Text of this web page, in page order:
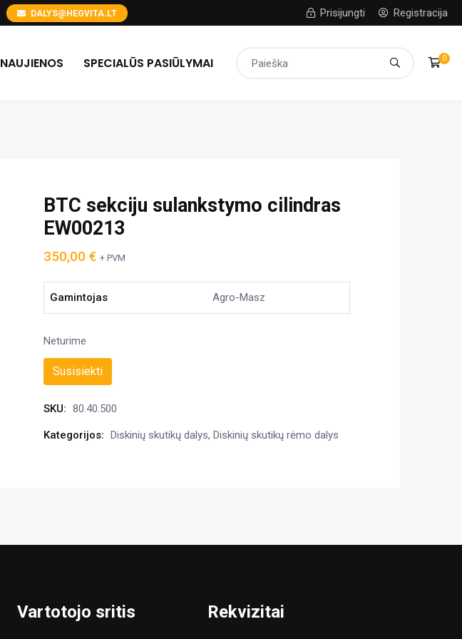
DALYS@HEGVITA.LT Prisijungti Registracija
NAUJIENOS SPECIALŪS PASIŪLYMAI 0
BTC sekciju sulankstymo cilindras
EW00213
350,00 € + PVM
Gamintojas Agro-Masz
Neturime
Susisiekti
SKU: 80.40.500
Kategorijos: Diskinių skutikų dalys, Diskinių skutikų rėmo dalys
Vartotojo sritis Rekvizitai